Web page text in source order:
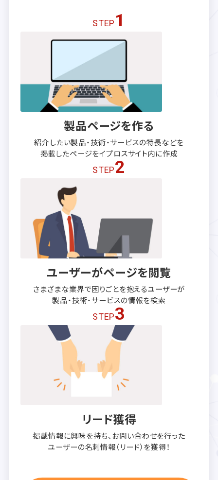
STEP 1
製品ページを作る
紹介したい製品・技術・サービスの特長などを
掲載したページをイプロスサイト内に作成
STEP2
ユーザーがページを閲覧
さまざまな業界で困りごとを抱えるユーザーが
製品・技術・サービスの情報を検索
STEP3
リード獲得
掲載情報に興味を持ち、 お問い合わせを行った
ユーザーの名刺情報（リード）を獲得！